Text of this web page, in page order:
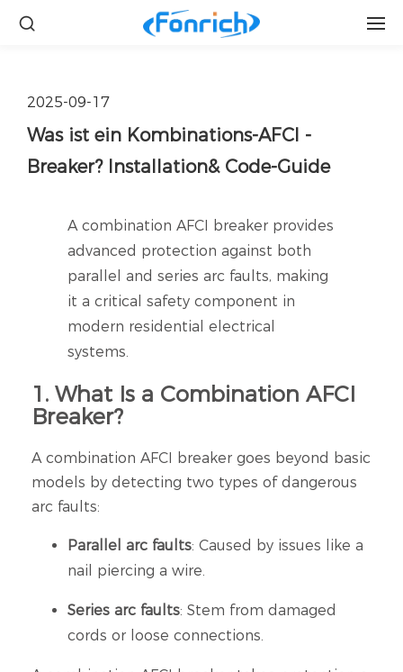
2025-09-17
Was ist ein Kombinations-AFCI -
Breaker? Installation& Code-Guide